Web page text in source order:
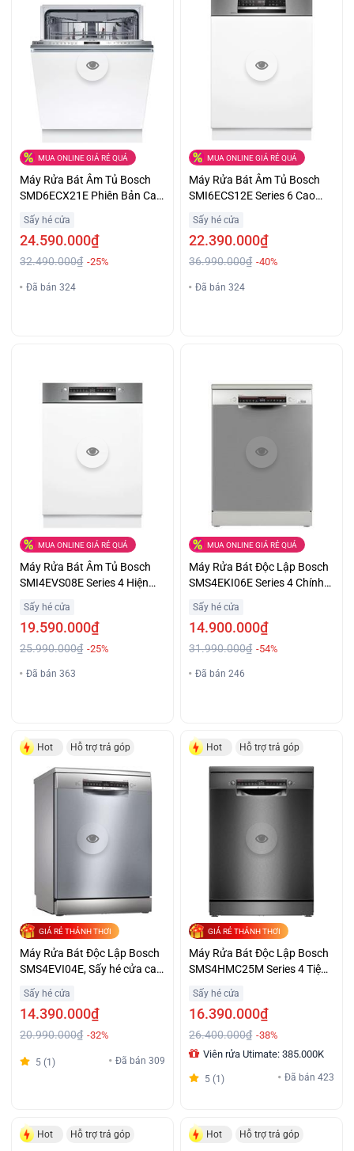
MUA ONLINE GIÁ RẺ QUÁ
Máy Rửa Bát Âm Tủ Bosch
SMD6ECX21E Phiên Bản Cao
Sấy hé cửa
24.590.000₫
32.490.000₫ -25%
Đã bán 324
MUA ONLINE GIÁ RẺ QUÁ
Máy Rửa Bát Âm Tủ Bosch
SMI6ECS12E Series 6 Cao
Sấy hé cửa
22.390.000₫
36.990.000₫ -40%
Đã bán 324
MUA ONLINE GIÁ RẺ QUÁ
Máy Rửa Bát Âm Tủ Bosch
SMI4EVS08E Series 4 Hiện
Sấy hé cửa
19.590.000₫
25.990.000₫ -25%
Đã bán 363
MUA ONLINE GIÁ RẺ QUÁ
Máy Rửa Bát Độc Lập Bosch
SMS4EKI06E Series 4 Chính
Sấy hé cửa
14.900.000₫
31.990.000₫ -54%
Đã bán 246
Hot Hỗ trợ trả góp
GIÁ RẺ THẢNH THƠI
Máy Rửa Bát Độc Lập Bosch
SMS4EVI04E, Sấy hé cửa cao
cấp Series 4
Sấy hé cửa
14.390.000₫
20.990.000₫ -32%
5 (1) Đã bán 309
Hot Hỗ trợ trả góp
GIÁ RẺ THẢNH THƠI
Máy Rửa Bát Độc Lập Bosch
SMS4HMC25M Series 4 Tiện
Lợi Giá Ưu Đãi
Sấy hé cửa
16.390.000₫
26.400.000₫ -38%
Viên rửa Utimate: 385.000K
5 (1) Đã bán 423
Hot Hỗ trợ trả góp Hot Hỗ trợ trả góp